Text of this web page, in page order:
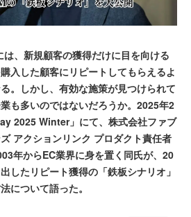
、新規顧客の獲得だけに目を向ける
入した顧客にリピートしてもらえるよ
。しかし、有効な施策が見つけられて
も多いのではないだろうか。2025年2
2025 Winter」にて、株式会社ファブ
アクションリンク プロダクト責任者
年からEC業界に身を置く同氏が、20
したリピート獲得の「鉄板シナリオ」
について語った。